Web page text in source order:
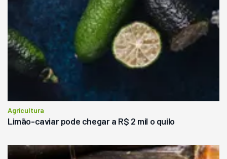
Agricultura
Limão-caviar pode chegar a R$ 2 mil o quilo